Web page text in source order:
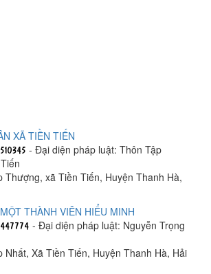
XÃ TIỀN TIẾN
- Đại diện pháp luật: Thôn Tập
Thượng, xã Tiền Tiến, Huyện Thanh Hà,
THÀNH VIÊN HIỂU MINH
- Đại diện pháp luật: Nguyễn Trọng
Xã Tiền Tiến, Huyện Thanh Hà, Hải